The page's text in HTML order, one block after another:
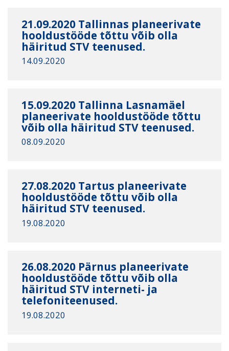
21.09.2020 Tallinnas planeerivate
hooldustööde tõttu võib olla
häiritud STV teenused.
14.09.2020
15.09.2020 Tallinna Lasnamäel
planeerivate hooldustööde tõttu
võib olla häiritud STV teenused.
08.09.2020
27.08.2020 Tartus planeerivate
hooldustööde tõttu võib olla
häiritud STV teenused.
19.08.2020
26.08.2020 Pärnus planeerivate
hooldustööde tõttu võib olla
häiritud STV interneti- ja
telefoniteenused.
19.08.2020